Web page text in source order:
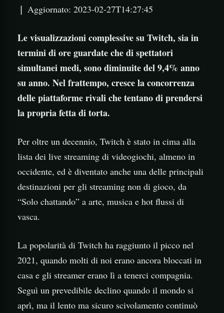
❘ Aggiornato: 2023-02-27T14:27:45
Le visualizzazioni complessive su Twitch, sia in
termini di ore guardate che di spettatori
simultanei medi, sono diminuite del 9,4% anno
su anno. Nel frattempo, cresce la concorrenza
delle piattaforme rivali che tentano di prendersi
la propria fetta di torta.
Per oltre un decennio, Twitch è stato in cima alla
lista dei live streaming di videogiochi, almeno in
occidente, ed è diventato anche una delle principali
destinazioni per gli streaming non di gioco, da
“Solo chattando” a arte, musica e hot flussi di
vasca.
La popolarità di Twitch ha raggiunto il picco nel
2021, quando molti di noi erano ancora bloccati in
casa e gli streamer erano lì a tenerci compagnia.
Seguì un prevedibile declino quando il mondo si
aprì, ma il lento ma sicuro scivolamento continuò